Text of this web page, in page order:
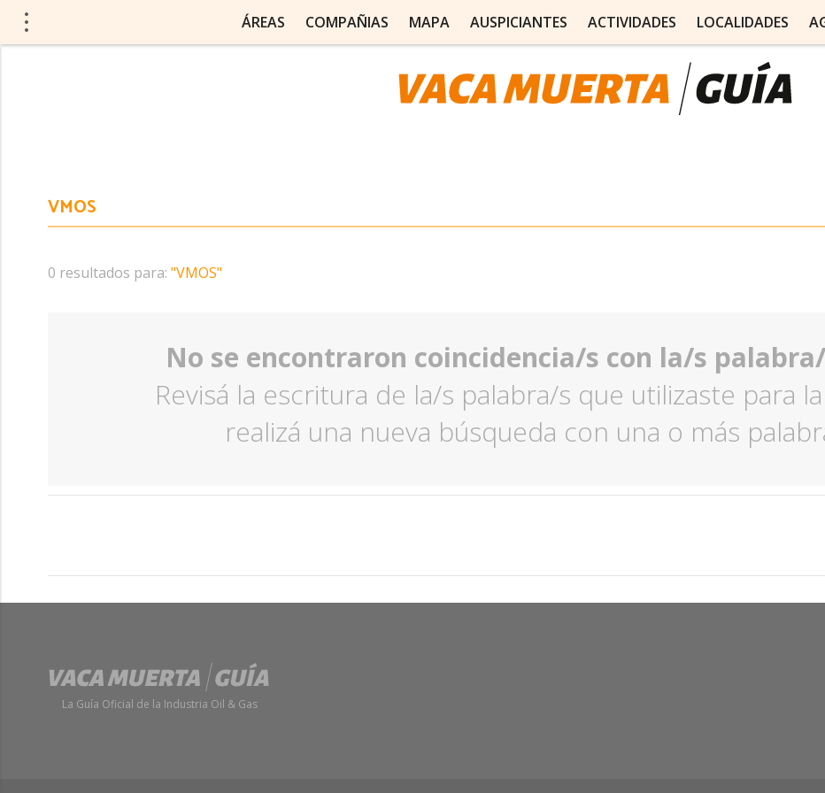
ÁREAS COMPAÑIAS MAPA AUSPICIANTES ACTIVIDADES LOCALIDADES
0 resultados para: "VMOS"
No se encontraron coincidencia/s con la/s
Revisá la escritura de la/s palabra/s que utilizaste para
realizá una nueva búsqueda con una o más
La Guía Oficial de la Industria Oil & Gas